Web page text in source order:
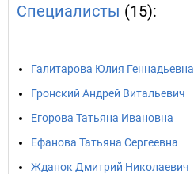
Специалисты (15):
Галитарова Юлия Геннадьевна
Гронский Андрей Витальевич
Егорова Татьяна Ивановна
Ефанова Татьяна Сергеевна
Жданок Дмитрий Николаевич